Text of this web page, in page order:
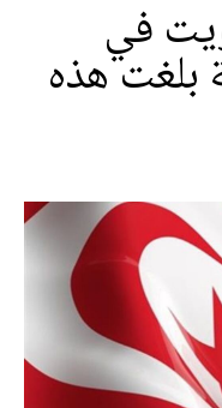
في
بلغت هذه